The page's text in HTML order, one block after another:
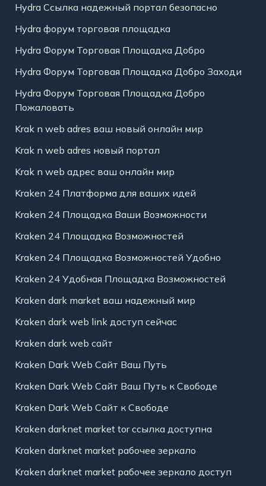
Hydra Ссылка надежный портал безопасно
Hydra форум торговая площадка
Hydra Форум Торговая Площадка Добро
Hydra Форум Торговая Площадка Добро Заходи
Hydra Форум Торговая Площадка Добро
Пожаловать
Krak n web adres ваш новый онлайн мир
Krak n web adres новый портал
Krak n web адрес ваш онлайн мир
Kraken 24 Платформа для ваших идей
Kraken 24 Площадка Ваши Возможности
Kraken 24 Площадка Возможностей
Kraken 24 Площадка Возможностей Удобно
Kraken 24 Удобная Площадка Возможностей
Kraken dark market ваш надежный мир
Kraken dark web link доступ сейчас
Kraken dark web сайт
Kraken Dark Web Сайт Ваш Путь
Kraken Dark Web Сайт Ваш Путь к Свободе
Kraken Dark Web Сайт к Свободе
Kraken darknet market tor ссылка доступна
Kraken darknet market рабочее зеркало
Kraken darknet market рабочее зеркало доступ